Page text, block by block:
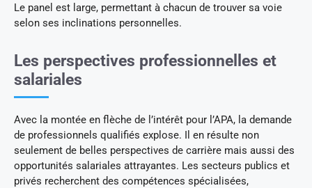
Le panel est large, permettant à chacun de trouver sa voie
selon ses inclinations personnelles.
Les perspectives professionnelles et
salariales
Avec la montée en flèche de l’intérêt pour l’APA, la demande
de professionnels qualifiés explose. Il en résulte non
seulement de belles perspectives de carrière mais aussi des
opportunités salariales attrayantes. Les secteurs publics et
privés recherchent des compétences spécialisées,